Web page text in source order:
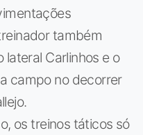
também
Carlinhos e o
campo no decorrer
os treinos táticos só